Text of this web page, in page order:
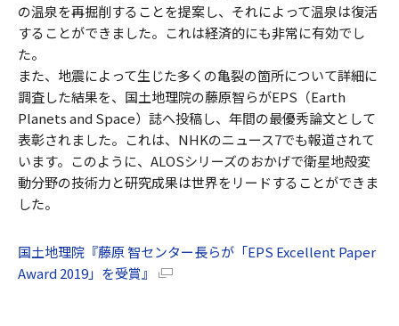
の温泉を再掘削することを提案し、それによって温泉は復活
することができました。これは経済的にも非常に有効でし
た。
また、地震によって生じた多くの亀裂の箇所について詳細に
調査した結果を、国土地理院の藤原智らがEPS（Earth
Planets and Space）誌へ投稿し、年間の最優秀論文として
表彰されました。これは、NHKのニュース7でも報道されて
います。このように、ALOSシリーズのおかげで衛星地殻変
動分野の技術力と研究成果は世界をリードすることができま
した。
国土地理院『藤原 智センター長らが「EPS Excellent Paper
Award 2019」を受賞』